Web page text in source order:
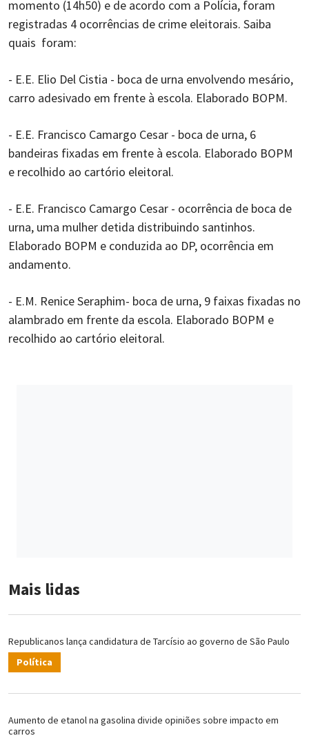
momento (14h50) e de acordo com a Polícia, foram
registradas 4 ocorrências de crime eleitorais. Saiba
quais foram:
- E.E. Elio Del Cistia - boca de urna envolvendo mesário,
carro adesivado em frente à escola. Elaborado BOPM.
- ⁠E.E. Francisco Camargo Cesar - boca de urna, 6
bandeiras fixadas em frente à escola. Elaborado BOPM
e recolhido ao cartório eleitoral.
- ⁠E.E. Francisco Camargo Cesar - ocorrência de boca de
urna, uma mulher detida distribuindo santinhos.
Elaborado BOPM e conduzida ao DP, ocorrência em
andamento.
- ⁠E.M. Renice Seraphim- boca de urna, 9 faixas fixadas no
alambrado em frente da escola. Elaborado BOPM e
recolhido ao cartório eleitoral.
Mais lidas
Republicanos lança candidatura de Tarcísio ao governo de São Paulo
Política
Aumento de etanol na gasolina divide opiniões sobre impacto em
carros